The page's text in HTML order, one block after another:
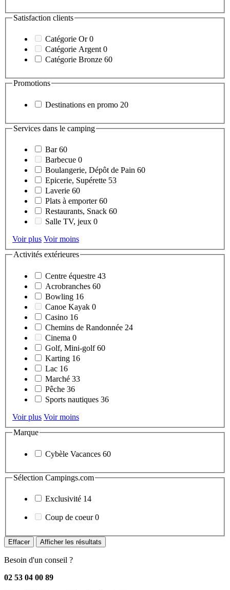
Satisfaction clients
Catégorie Or0
Catégorie Argent 0
Catégorie Bronze 60
Promotions
Destinations en promo 20
Services dans le camping
Bar60
Barbecue 0
Boulangerie, Dépôt de Pain 60
Epicerie, Supérette 53
Laverie 60
Plats à emporter60
Restaurants, Snack 60
Salle TV, jeux 0
Voir plus Voir moins
Activités extérieures
Centre équestre 43
Acrobranches 60
Bowling 16
Canoe Kayak 0
Casino 16
Chemins de Randonnée 24
Cinema 0
Golf, Mini-golf60
Karting 16
Lac 16
Marché 33
Pêche 36
Sports nautiques 36
Voir plus Voir moins
Marque
Cybèle Vacances 60
Sélection Campings.com
Exclusivité 14
Coup de coeur0
Effacer Afficher les résultats
Besoin d'un conseil ?
02 53 04 00 89